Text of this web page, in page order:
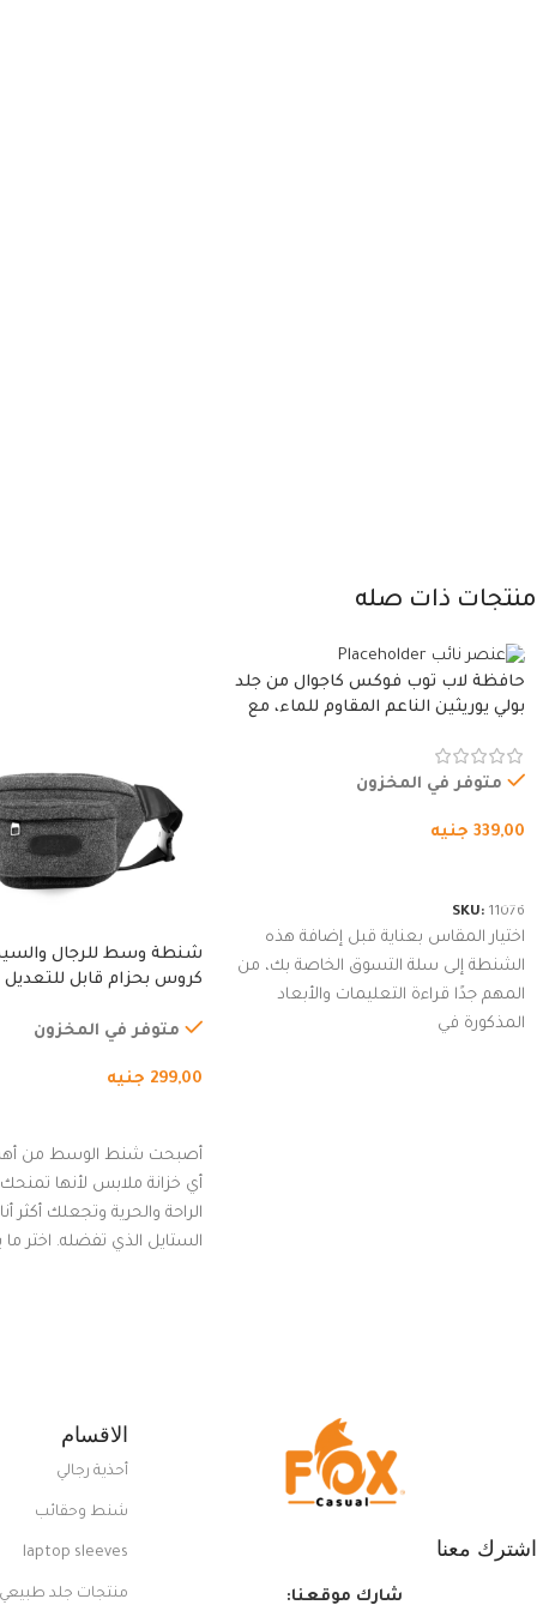
منتجات ذات صله
حافظة لاب توب فوكس كاجوال من جلد
بولي يوريثين الناعم المقاوم للماء، مع
متوفر في المخزون
339,00 جنيه
SKU: 11076
اختيار المقاس بعناية قبل إضافة هذه
الشنطة إلى سلة التسوق الخاصة بك، من
المهم جدًا قراءة التعليمات والأبعاد
المذكورة في
شنطة وسط للرجال
كروس بحزام قابل للتعديل
المشي لمسافات طويلة،
متوفر في المخزون
299,00 جنيه
أصبحت شنط الوسط من
أي خزانة ملابس لأنها
الراحة والحرية وتجعلك أكثر
الستايل الذي تفضله. اختر
اشترك معنا
شارك موقعنا:
الاقسام
أحذية رجالي
شنط وحقائب
laptop sleeves
منتجات جلد طبيعي